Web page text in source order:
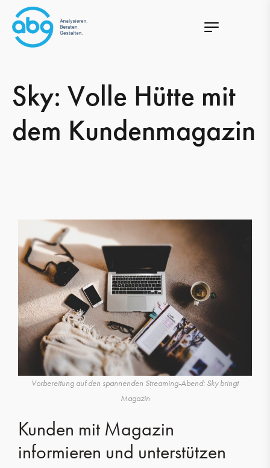
Sky: Volle Hütte mit
dem Kundenmagazin
Vorbereitung auf den spannenden Streaming-Abend: Sky bringt
Magazin
Kunden mit Magazin
informieren und unterstützen